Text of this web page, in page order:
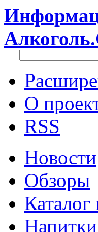
О
RSS
Новости
Обзоры
Напитки